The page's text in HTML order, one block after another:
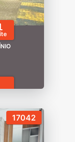
17042